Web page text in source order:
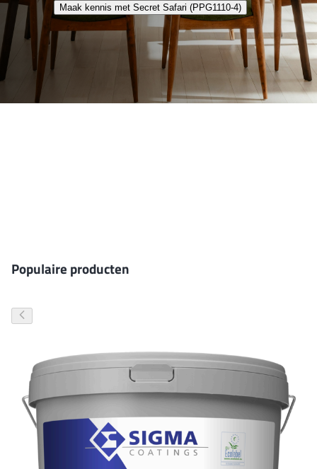
Maak kennis met Secret Safari (PPG1110-4)
Populaire producten